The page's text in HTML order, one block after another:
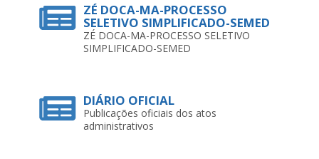
ZÉ DOCA-MA-PROCESSO
SELETIVO SIMPLIFICADO-SEMED
ZÉ DOCA-MA-PROCESSO SELETIVO
SIMPLIFICADO-SEMED
DIÁRIO OFICIAL
Publicações oficiais dos atos
administrativos